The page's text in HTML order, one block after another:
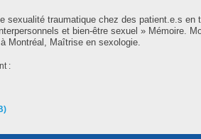
sexualité traumatique chez des patient.e.s en
et bien-être sexuel » Mémoire.
Montréal, Maîtrise en sexologie.
: